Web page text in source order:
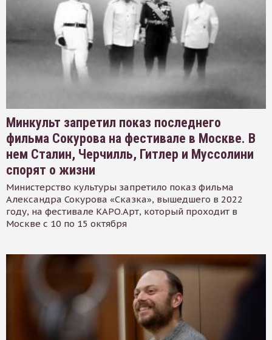
Минкульт запретил показ последнего
фильма Сокурова на фестивале в Москве. В
нем Сталин, Черчилль, Гитлер и Муссолини
спорят о жизни
Министерство культуры запретило показ фильма
Александра Сокурова «Сказка», вышедшего в 2022
году, на фестивале КАРО.Арт, который проходит в
Москве с 10 по 15 октября